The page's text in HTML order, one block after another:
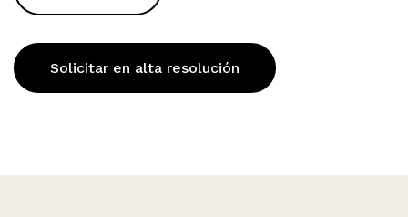
Solicitar en alta resolución